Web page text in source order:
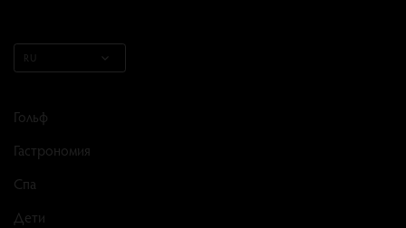
RU
Гольф
Гастрономия
Спа
Дети